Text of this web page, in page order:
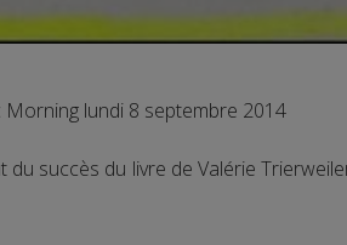
lundi 8 septembre 2014
du succès du livre de Valérie